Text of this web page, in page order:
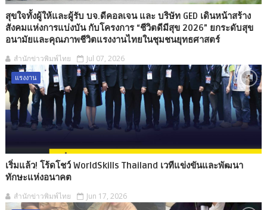
สุขใจทั้งผู้ให้และผู้รับ บจ.ดีคอลเจน และ บริษัท GED เดินหน้าสร้าง
สังคมแห่งการแบ่งบัน กับโครงการ “ชีวิตดีมีสุข 2026” ยกระดับสุข
อนามัยและคุณภาพชีวิตแรงงานไทยในชุมชนยุทธศาสตร์
สำนักข่าวพิมพ์ไทย Jul 07, 2026
แรงงาน
เริ่มแล้ว! โร้ดโชว์ WorldSkills Thailand เวทีแข่งขันและพัฒนา
ทักษะแห่งอนาคต
สำนักข่าวพิมพ์ไทย Jun 17, 2026